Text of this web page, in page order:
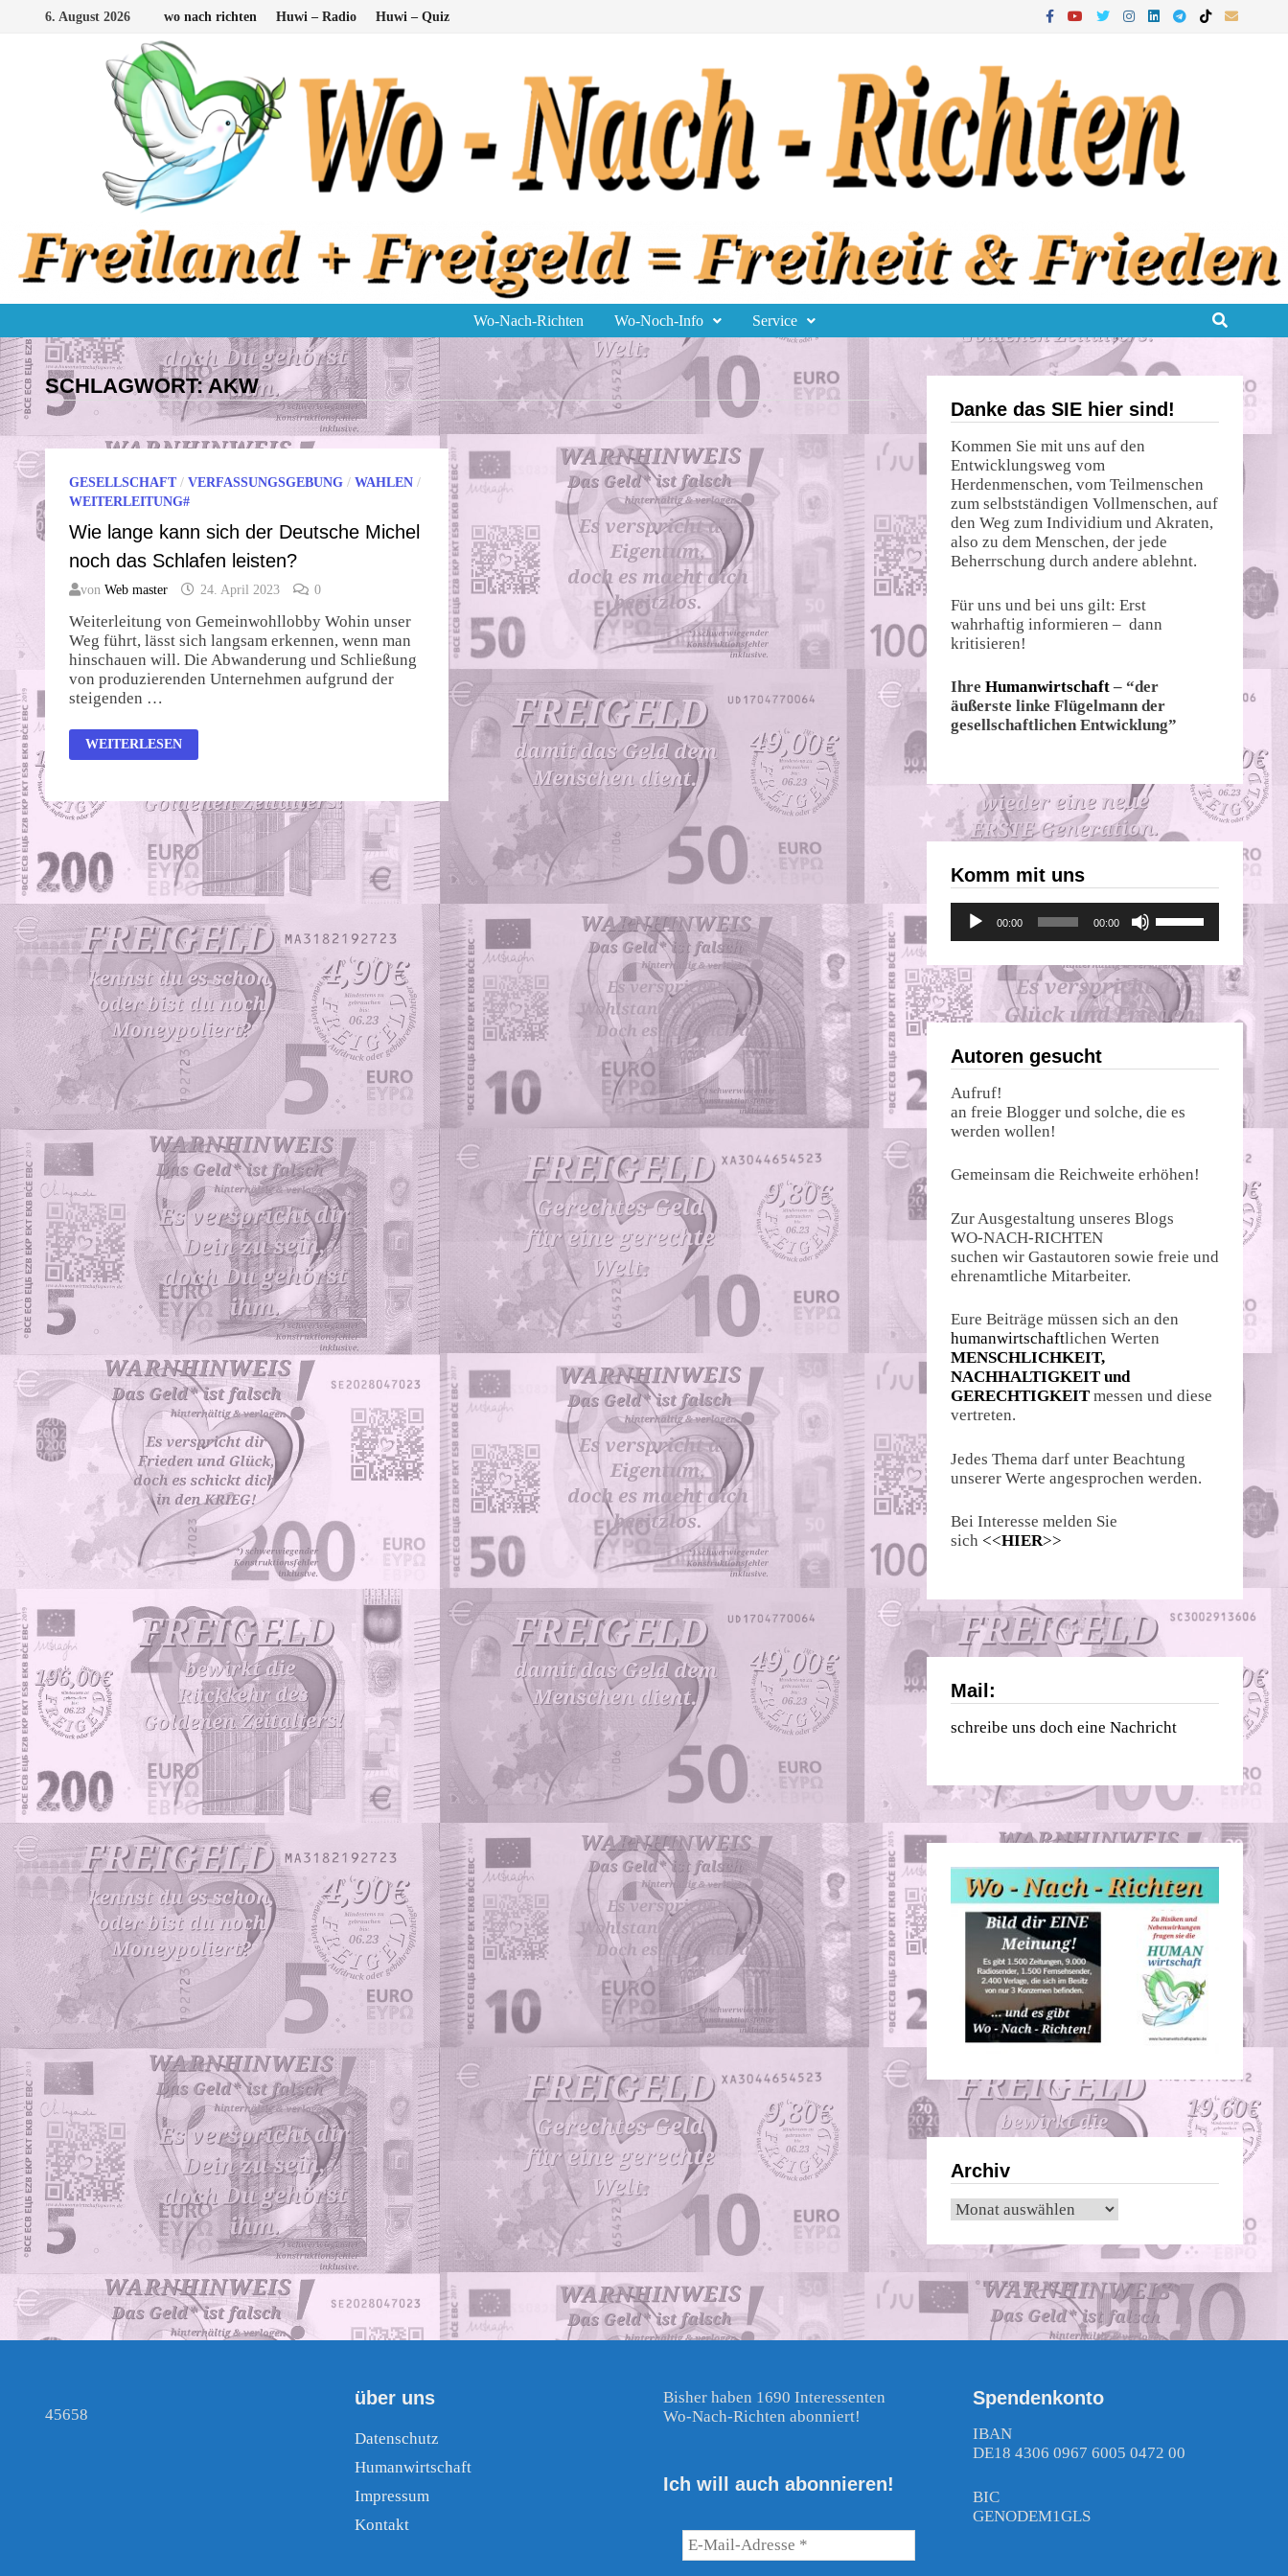
6. August 2026 wo nach richten Huwi – Radio Huwi – Quiz
Wo-Nach-Richten Wo-Noch-Info Service
SCHLAGWORT:AKW
GESELLSCHAFT/ VERFASSUNGSGEBUNG / WAHLEN /
WEITERLEITUNG#
Wie lange kann sich der Deutsche Michel
noch das Schlafen leisten?
von Web master 24. April 2023 0
Weiterleitung von Gemeinwohllobby Wohin unser
Weg führt, lässt sich langsam erkennen, wenn man
hinschauen will. Die Abwanderung und Schließung
von produzierenden Unternehmen aufgrund der
steigenden …
WIE
LANGE
DEUTSCHE
MICHEL
SCHLAFEN
LEISTEN?
WEITERLESEN
Danke das SIE hier sind!
Kommen Sie mit uns auf den
Entwicklungsweg vom
Herdenmenschen, vom Teilmenschen
zum selbstständigen Vollmenschen, auf
den Weg zum Individium und Akraten,
also zu dem Menschen, der jede
Beherrschung durch andere ablehnt.
Für uns und bei uns gilt: Erst
wahrhaftig informieren – dann
kritisieren!
Ihre Humanwirtschaft – “der
äußerste linke Flügelmann der
gesellschaftlichen Entwicklung”
Komm mit uns
Audio-
Player
00:00 00:00
Hoch/Runter
um
die
Lautstärke
zu
Autoren gesucht
Aufruf!
an freie Blogger und solche, die es
werden wollen!
Gemeinsam die Reichweite erhöhen!
Zur Ausgestaltung unseres Blogs
WO-NACH-RICHTEN
suchen wir Gastautoren sowie freie und
ehrenamtliche Mitarbeiter.
Eure Beiträge müssen sich an den
humanwirtschaftlichen Werten
MENSCHLICHKEIT,
NACHHALTIGKEIT und
GERECHTIGKEIT messen und diese
vertreten.
Jedes Thema darf unter Beachtung
unserer Werte angesprochen werden.
Bei Interesse melden Sie
sich <<HIER>>
Mail:
schreibe uns doch eine Nachricht
Archiv
Archiv
45658
über uns
Datenschutz
Humanwirtschaft
Impressum
Kontakt
Bisher haben 1690 Interessenten
Wo-Nach-Richten abonniert!
Ich will auch abonnieren!
Spendenkonto
IBAN
DE18 4306 0967 6005 0472 00
BIC
GENODEM1GLS